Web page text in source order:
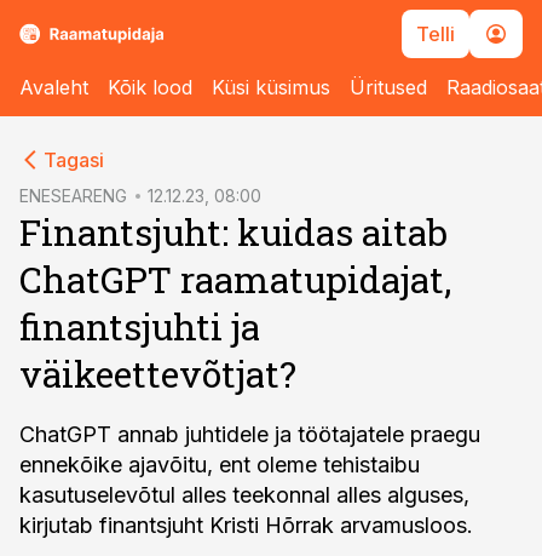
Telli
Avaleht Kõik lood Küsi küsimus Üritused
Tagasi
ENESEARENG 12.12.23, 08:00
Finantsjuht: kuidas aitab
ChatGPT raamatupidajat,
finantsjuhti ja
väikeettevõtjat?
ChatGPT annab juhtidele ja töötajatele praegu
ennekõike ajavõitu, ent oleme tehistaibu
kasutuselevõtul alles teekonnal alles alguses,
kirjutab finantsjuht Kristi Hõrrak arvamusloos.